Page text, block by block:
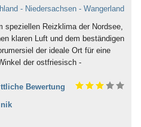
- Niedersachsen - Wangerland
speziellen Reizklima der Nordsee,
klaren Luft und dem beständigen
der ideale Ort für eine
der ostfriesisch -
Bewertung